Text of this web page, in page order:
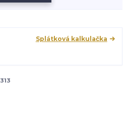
Splátková kalkulačka